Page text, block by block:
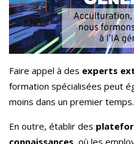
Faire appel à des experts
formation spécialisées peut
moins dans un premier temps.
En outre, établir des